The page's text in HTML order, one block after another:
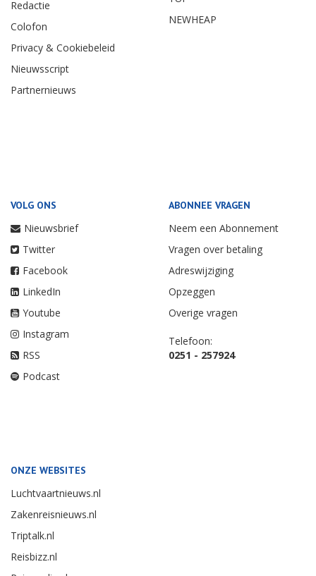
Redactie
Colofon
Privacy & Cookiebeleid
Nieuwsscript
Partnernieuws
NEWHEAP
VOLG ONS
Nieuwsbrief
Twitter
Facebook
LinkedIn
Youtube
Instagram
RSS
Podcast
ABONNEE VRAGEN
Neem een Abonnement
Vragen over betaling
Adreswijziging
Opzeggen
Overige vragen
Telefoon:
0251 - 257924
ONZE WEBSITES
Luchtvaartnieuws.nl
Zakenreisnieuws.nl
Triptalk.nl
Reisbizz.nl